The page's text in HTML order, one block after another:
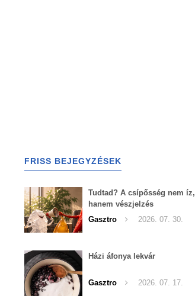
FRISS BEJEGYZÉSEK
Tudtad? A csípősség nem íz,
hanem vészjelzés
Gasztro
2026. 07. 30.
Házi áfonya lekvár
Gasztro 2026. 07. 17.